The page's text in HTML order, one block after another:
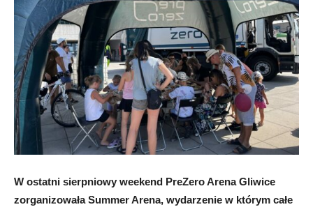
W ostatni sierpniowy weekend PreZero Arena Gliwice
zorganizowała Summer Arena, wydarzenie w którym całe